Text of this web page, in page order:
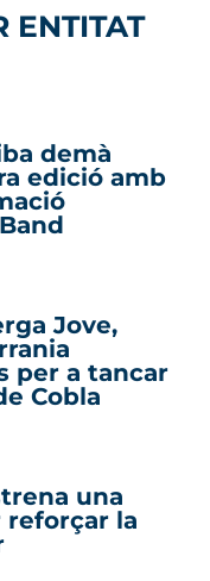
ENTITAT
demà
edició amb
Jove,
per a tancar
Cobla
una
reforçar la